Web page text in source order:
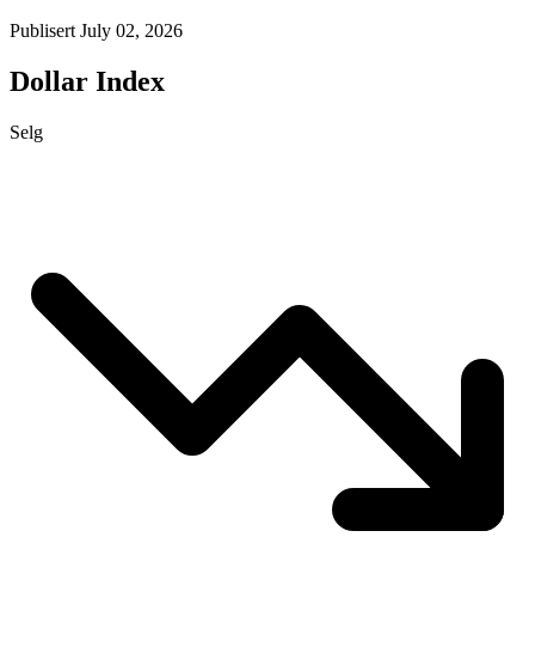
Publisert July 02, 2026
Dollar Index
Selg